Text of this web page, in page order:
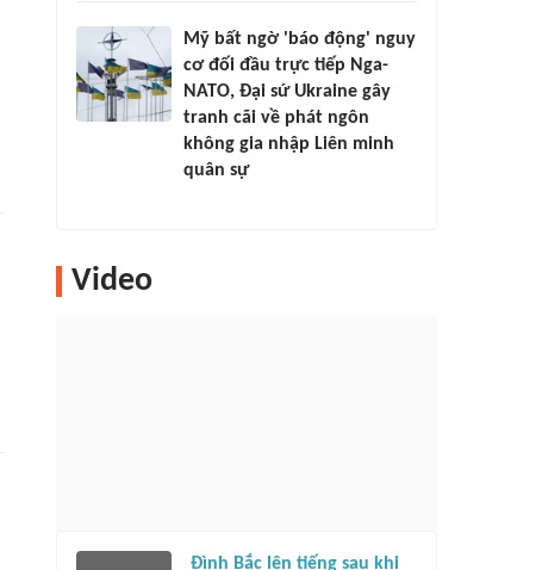
Mỹ bất ngờ 'báo động' nguy
cơ đối đầu trực tiếp Nga-
NATO, Đại sứ Ukraine gây
tranh cãi về phát ngôn
không gia nhập Liên minh
quân sự
Video
Đình Bắc lên tiếng sau khi